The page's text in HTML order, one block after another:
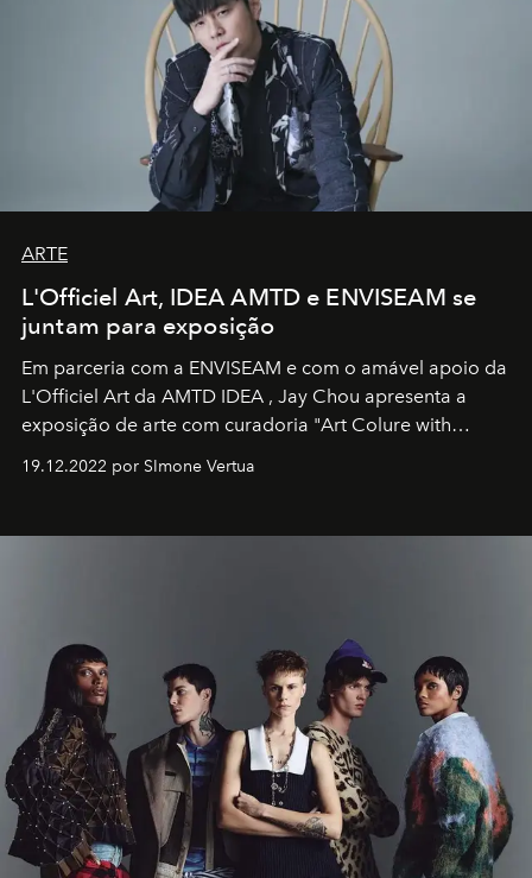
ARTE
L'Officiel Art, IDEA AMTD e ENVISEAM se
juntam para exposição
Em parceria com a ENVISEAM e com o amável apoio da
L'Officiel Art da AMTD IDEA , Jay Chou apresenta a
exposição de arte com curadoria "Art Colure with
19.12.2022 por SImone Vertua